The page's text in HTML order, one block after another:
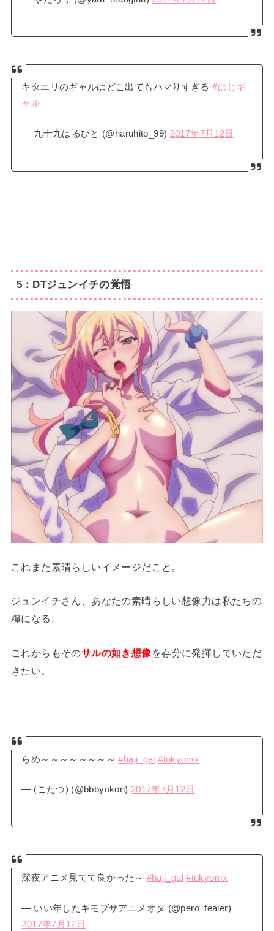
キタエリのギャルはどこ出てもハマりすぎる#はじギ
ャル
— 九十九はるひと (@haruhito_99) 2017年7月12日
5：DTジュンイチの覚悟
これまた素晴らしいイメージだこと。
ジュンイチさん、あなたの素晴らしい想像力は私たちの
糧になる。
これからもそのサルの如き想像 を存分に発揮していただ
きたい。
らめ～～～～～～～～#haji_gal #tokyomx
— (こたつ) (@bbbyokon) 2017年7月12日
深夜アニメ見てて良かった～ #haji_gal #tokyomx
— いい年したキモブサアニメオタ (@pero_fealer)
2017年7月12日